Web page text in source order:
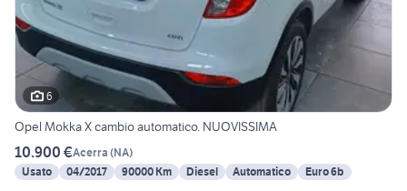
6
Opel Mokka X cambio automatico. NUOVISSIMA
10.900 €Acerra (NA)
Usato
04/2017 90000 Km Diesel Automatico Euro 6b